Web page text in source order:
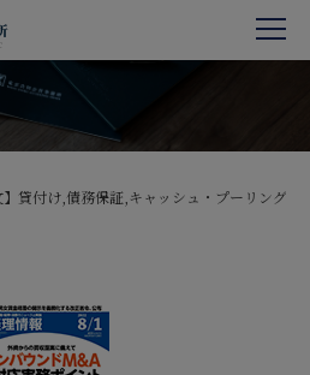
】貸付け,債務保証,キャッシュ・プーリング